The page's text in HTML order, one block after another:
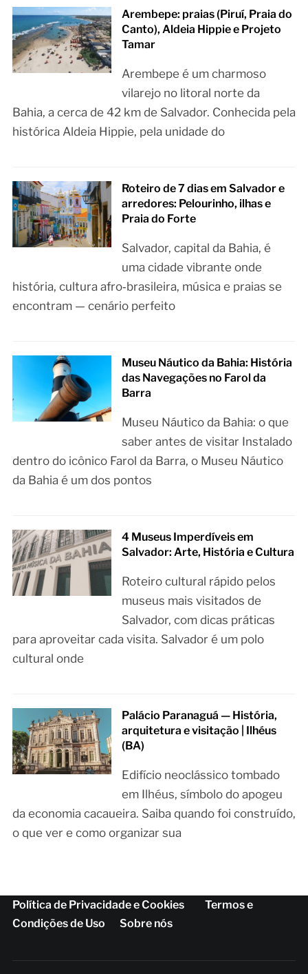
Arembepe: praias (Piruí, Praia do
Canto), Aldeia Hippie e Projeto
Tamar
Arembepe é um charmoso
vilarejo no litoral norte da
Bahia, a cerca de 42 km de Salvador. Conhecida pela
histórica Aldeia Hippie, pela unidade do
Roteiro de 7 dias em Salvador e
arredores: Pelourinho, ilhas e
Praia do Forte
Salvador, capital da Bahia, é
uma cidade vibrante onde
história, cultura afro‑brasileira, música e praias se
encontram — cenário perfeito
Museu Náutico da Bahia: História
das Navegações no Farol da
Barra
Museu Náutico da Bahia: o que
saber antes de visitar Instalado
dentro do icônico Farol da Barra, o Museu Náutico
da Bahia é um dos pontos
4 Museus Imperdíveis em
Salvador: Arte, História e Cultura
Roteiro cultural rápido pelos
museus mais visitados de
Salvador, com dicas práticas
para aproveitar cada visita. Salvador é um polo
cultural onde
Palácio Paranaguá — História,
arquitetura e visitação | Ilhéus
(BA)
Edifício neoclássico tombado
em Ilhéus, símbolo do apogeu
da economia cacaueira. Saiba quando foi construído,
o que ver e como organizar sua
Política de Privacidade e Cookies
Termos e
Condições de Uso
Sobre nós